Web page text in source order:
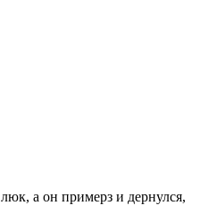
а он примерз и дернулся,